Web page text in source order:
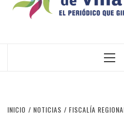
INICIO NOTICIAS FISCALÍA